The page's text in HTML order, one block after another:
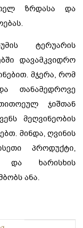
ზრდასა და
ტერუარის
დავამკვიდრო
მჯერა, რომ
თანამედროვე
ჯიშთან
მეღვინეობის
მინდა, ღვინის
პროდუქტი,
და ხარისხის
ანა.